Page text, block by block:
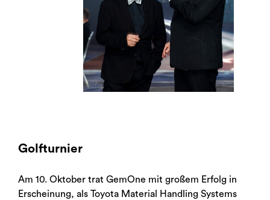
Golfturnier
Am 10. Oktober trat GemOne mit großem Erfolg in
Erscheinung, als Toyota Material Handling Systems